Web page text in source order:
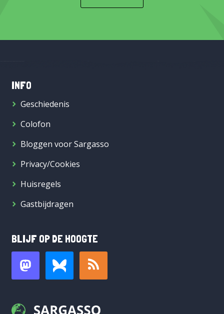
INFO
Geschiedenis
Colofon
Bloggen voor Sargasso
Privacy/Cookies
Huisregels
Gastbijdragen
BLIJF OP DE HOOGTE